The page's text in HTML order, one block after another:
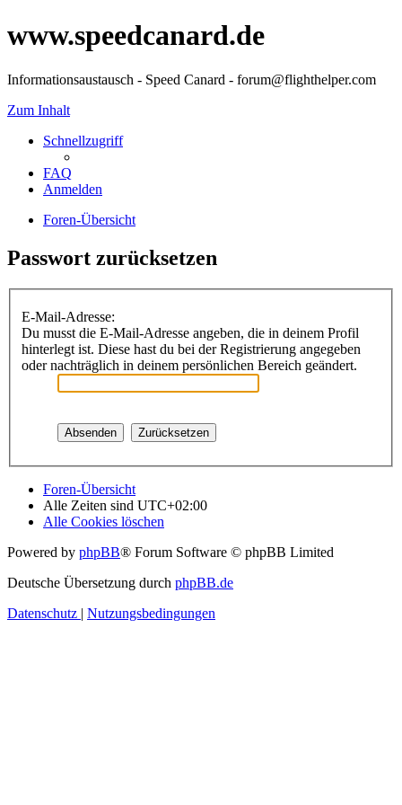
www.speedcanard.de
Informationsaustausch - Speed Canard - forum@flighthelper.com
Zum Inhalt
Schnellzugriff
FAQ
Anmelden
Foren-Übersicht
Passwort zurücksetzen
E-Mail-Adresse:
Du musst die E-Mail-Adresse angeben, die in deinem Profil
hinterlegt ist. Diese hast du bei der Registrierung angegeben
oder nachträglich in deinem persönlichen Bereich geändert.
Foren-Übersicht
Alle Zeiten sind UTC+02:00
Alle Cookies löschen
Powered by phpBB® Forum Software © phpBB Limited
Deutsche Übersetzung durch phpBB.de
Datenschutz | Nutzungsbedingungen